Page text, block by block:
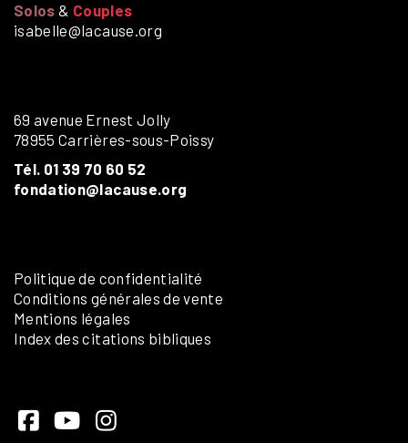
Solos & Couples
isabelle@lacause.org
69 avenue Ernest Jolly
78955 Carrières-sous-Poissy
Tél. 01 39 70 60 52
fondation@lacause.org
Politique de confidentialité
Conditions générales de vente
Mentions légales
Index des citations bibliques